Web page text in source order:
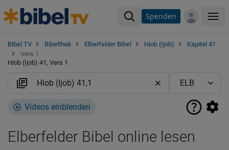
Spenden
Bibel TV Bibelthek Elberfelder Bibel Hiob (Ijob)
Kapitel 41
Vers 1
Hiob (Ijob) 41, Vers 1
Videos einblenden
Elberfelder Bibel online lesen